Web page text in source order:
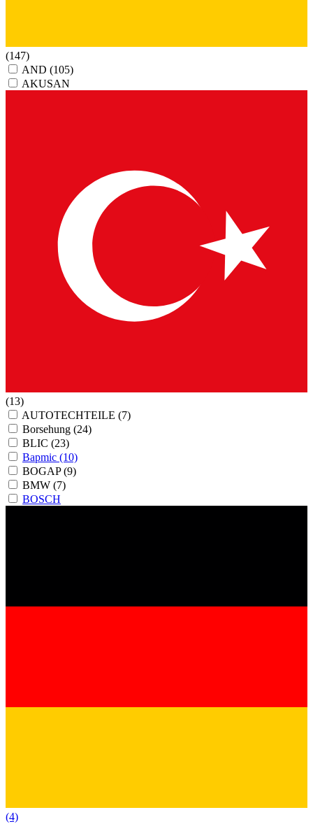
(147)
AND (105)
AKUSAN
(13)
AUTOTECHTEILE (7)
Borsehung (24)
BLIC (23)
Bapmic (10)
BOGAP(9)
BMW (7)
BOSCH
(4)